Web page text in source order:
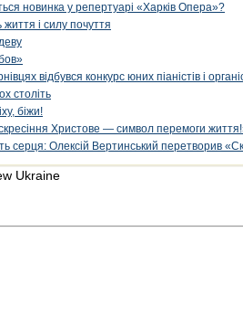
новинка у репертуарі «Харків Опера»?
життя і силу почуття
відбувся конкурс юних піаністів і
століть
біжи!
Христове — символ перемоги
серця: Олексій Вертинський перетворив
Ukraine